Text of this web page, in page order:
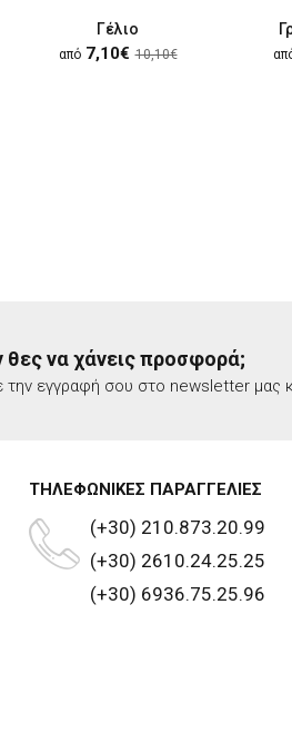
Γέλιο
από 7,10€ 10,10€
θες να χάνεις προσφορά;
την εγγραφή σου στο newsletter μας
ΤΗΛΕΦΩΝΙΚΕΣ ΠΑΡΑΓΓΕΛΙΕΣ
(+30) 210.873.20.99
(+30) 2610.24.25.25
(+30) 6936.75.25.96